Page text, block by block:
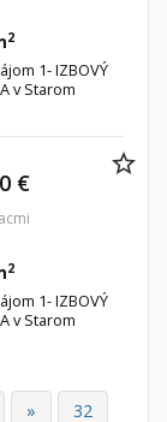
2
1- IZBOVÝ
v Starom
2
1- IZBOVÝ
v Starom
€
» 32